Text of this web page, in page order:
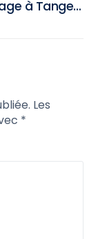
à Tanger :
Les
*